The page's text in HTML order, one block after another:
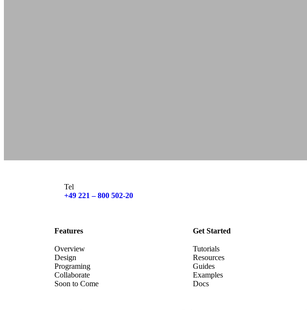
Tel
+49 221 – 800 502-20
Features
Overview
Design
Programing
Collaborate
Soon to Come
Get Started
Tutorials
Resources
Guides
Examples
Docs